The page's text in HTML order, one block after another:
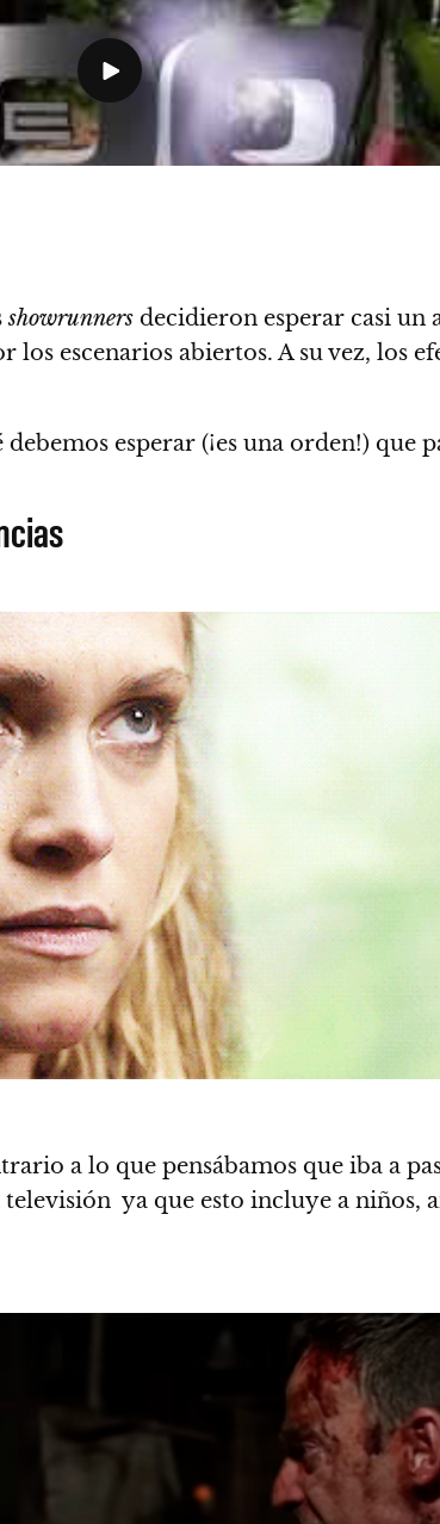
showrunners decidieron esperar casi un
escenarios abiertos. A su vez, los
esperar (¡es una orden!) que
a lo que pensábamos que iba a
ya que esto incluye a niños,